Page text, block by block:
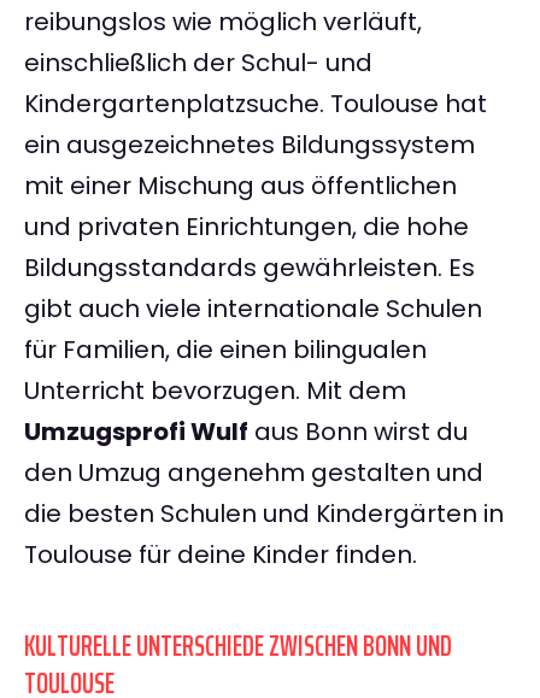
reibungslos wie möglich verläuft,
einschließlich der Schul- und
Kindergartenplatzsuche. Toulouse hat
ein ausgezeichnetes Bildungssystem
mit einer Mischung aus öffentlichen
und privaten Einrichtungen, die hohe
Bildungsstandards gewährleisten. Es
gibt auch viele internationale Schulen
für Familien, die einen bilingualen
Unterricht bevorzugen. Mit dem
Umzugsprofi Wulf aus Bonn wirst du
den Umzug angenehm gestalten und
die besten Schulen und Kindergärten in
Toulouse für deine Kinder finden.
KULTURELLE UNTERSCHIEDE ZWISCHEN BONN UND
TOULOUSE